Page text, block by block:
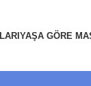
YAŞA GÖRE